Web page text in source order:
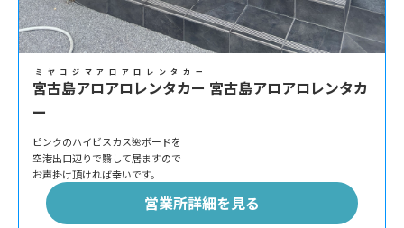
宮古島アロアロレンタカー
ミヤコジマアロアロレンタカー
宮古島アロアロレンタカ
ー
ピンクのハイビスカス🌺ボードを
空港出口辺りで翳して居ますので
お声掛け頂ければ幸いです。
営業所詳細を見る